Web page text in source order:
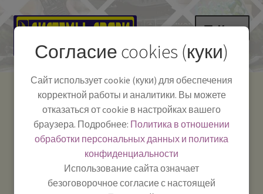
Перейти
навигации
Перейти
содержимому
Меню
Как пользоваться
Полезная информация
Системы Связи:
г. Красноярск, ул.
Работаем:Пн-Пт:
10:00–18:00
-
Телефон:+7-
391-249-1040
Тел.|WA|Telegram:
+79029904090
Согласие cookies (куки)
Сайт использует cookie (куки) для обеспечения
корректной работы и аналитики. Вы можете
отказаться от cookie в настройках вашего
браузера. Подробнее: Политика в отношении
обработки персональных данных и политика
конфиденциальности
Использование сайта означает
безоговорочное согласие с настоящей